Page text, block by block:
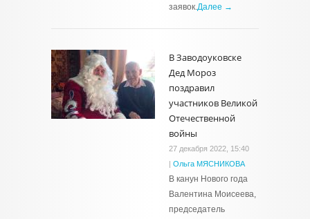
заявок.Далее →
В Заводоуковске
Дед Мороз
поздравил
участников Великой
Отечественной
войны
27 декабря 2022, 15:40
| Ольга МЯСНИКОВА
В канун Нового года
Валентина Моисеева,
председатель